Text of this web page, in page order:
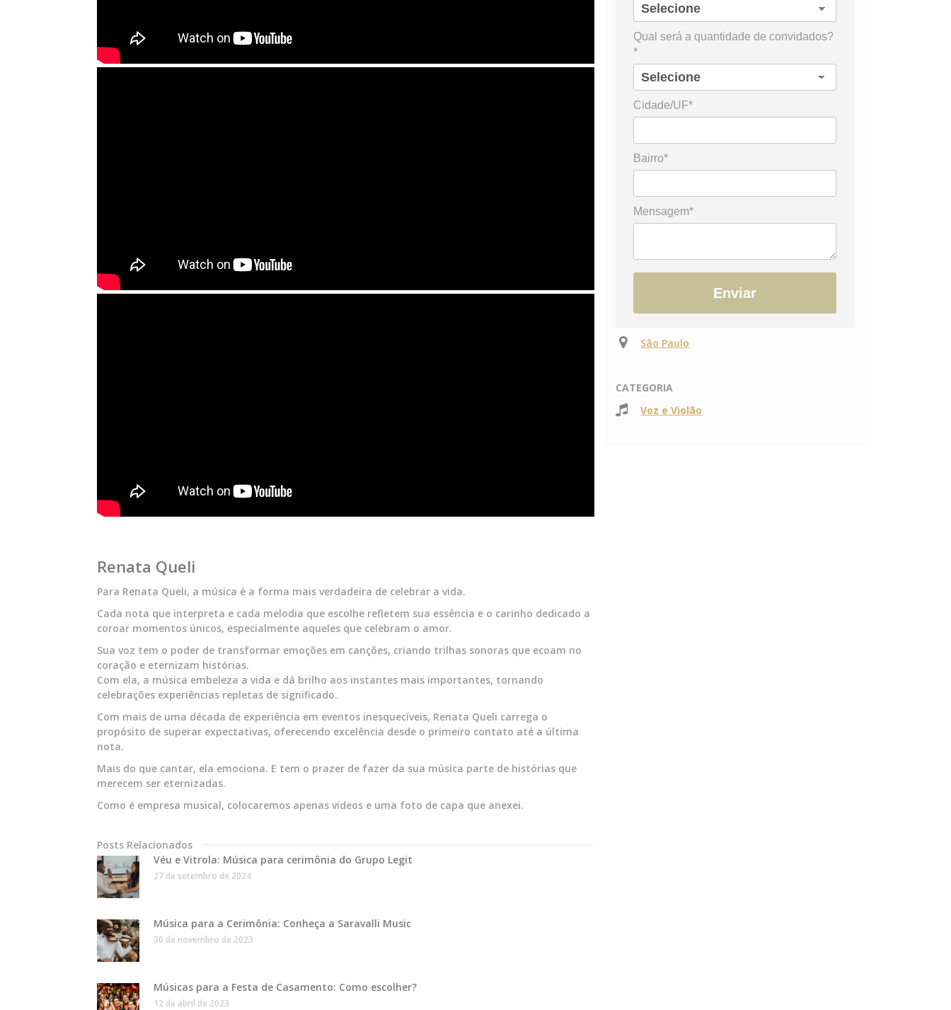
Renata Queli
Para Renata Queli, a música é a forma mais verdadeira de celebrar a vida.
Cada nota que interpreta e cada melodia que escolhe refletem sua essência e o carinho dedicado a
coroar momentos únicos, especialmente aqueles que celebram o amor.
Sua voz tem o poder de transformar emoções em canções, criando trilhas sonoras que ecoam no
coração e eternizam histórias.
Com ela, a música embeleza a vida e dá brilho aos instantes mais importantes, tornando
celebrações experiências repletas de significado.
Com mais de uma década de experiência em eventos inesquecíveis, Renata Queli carrega o
propósito de superar expectativas, oferecendo excelência desde o primeiro contato até a última
nota.
Mais do que cantar, ela emociona. E tem o prazer de fazer da sua música parte de histórias que
merecem ser eternizadas.
Como é empresa musical, colocaremos apenas vídeos e uma foto de capa que anexei.
Posts Relacionados
Véu e Vitrola: Música para cerimônia do Grupo Legit
27 de setembro de 2024
Música para a Cerimônia: Conheça a Saravalli Music
30 de novembro de 2023
Músicas para a Festa de Casamento: Como escolher?
12 de abril de 2023
Qual será a quantidade de convidados?
*
Cidade/UF*
Bairro*
Mensagem*
Enviar
São Paulo
CATEGORIA
Voz e Violão